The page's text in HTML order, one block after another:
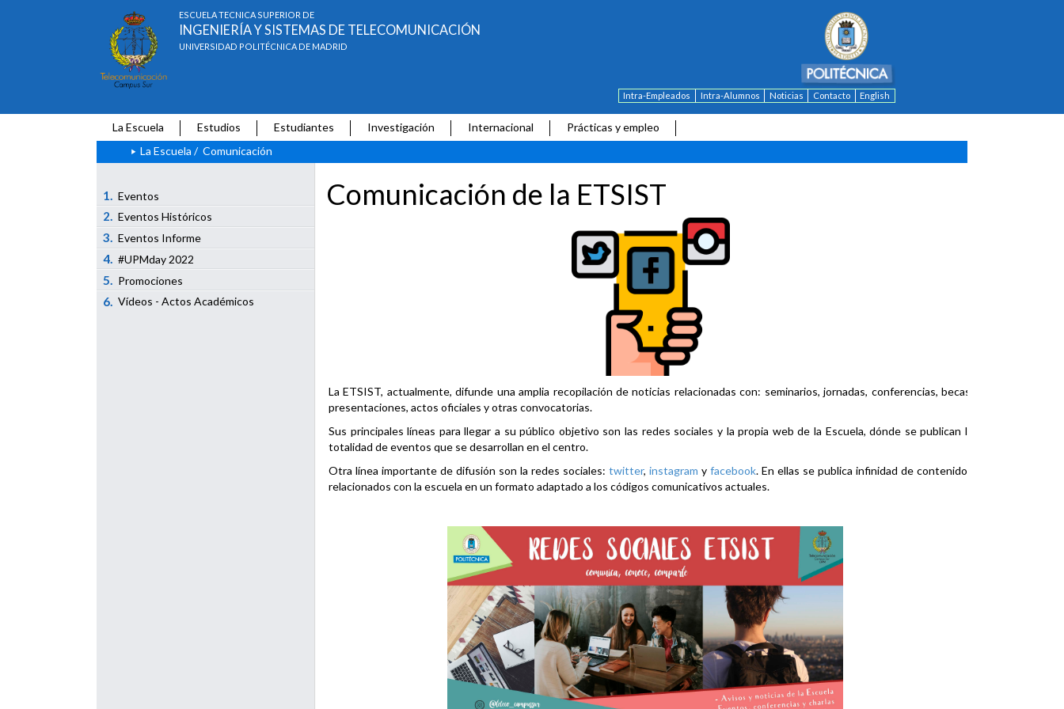
ESCUELA TÉCNICA SUPERIOR DE
INGENIERÍA Y SISTEMAS DE TELECOMUNICACIÓN
UNIVERSIDAD POLITÉCNICA DE MADRID
Intra-Empleados Intra-Alumnos Noticias Contacto English
La Escuela Estudios Estudiantes Investigación Internacional
Prácticas y empleo
La Escuela / Comunicación
1. Eventos
2. Eventos Históricos
3. Eventos Informe
4. #UPMday 2022
5. Promociones
6. Vídeos - Actos Académicos
Comunicación de la ETSIST
La ETSIST, actualmente, difunde una amplia recopilación de noticias relacionadas con: seminarios, jornadas, conferencias, becas,
presentaciones, actos oficiales y otras convocatorias.
Sus principales líneas para llegar a su público objetivo son las redes sociales y la propia web de la Escuela, dónde se publican la
totalidad de eventos que se desarrollan en el centro.
Otra línea importante de difusión son la redes sociales: twitter, instagram y facebook. En ellas se publica infinidad de contenidos
relacionados con la escuela en un formato adaptado a los códigos comunicativos actuales.